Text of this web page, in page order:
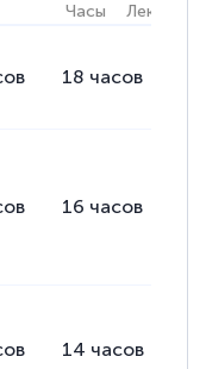
Много
пройти
Часы Лекции
18 часов
16 часов
14 часов